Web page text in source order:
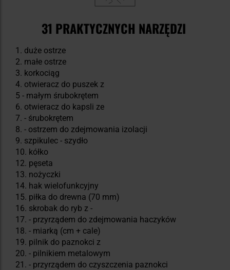
31 PRAKTYCZNYCH NARZĘDZI
1. duże ostrze
2. małe ostrze
3. korkociąg
4. otwieracz do puszek z
5 - małym śrubokrętem
6. otwieracz do kapsli ze
7. - śrubokrętem
8. - ostrzem do zdejmowania izolacji
9. szpikulec - szydło
10. kółko
12. pęseta
13. nożyczki
14. hak wielofunkcyjny
15. piłka do drewna (70 mm)
16. skrobak do ryb z -
17. - przyrządem do zdejmowania haczyków
18. - miarką (cm + cale)
19. pilnik do paznokci z
20. - pilnikiem metalowym
21. - przyrządem do czyszczenia paznokci